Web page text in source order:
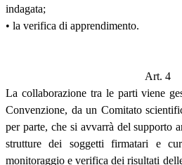
indagata;
• la verifica di apprendimento.
Art. 4
La collaborazione tra le parti viene
Convenzione, da un Comitato
per parte, che si avvarrà del supporto
strutture dei soggetti firmatari e
monitoraggio e verifica dei risultati